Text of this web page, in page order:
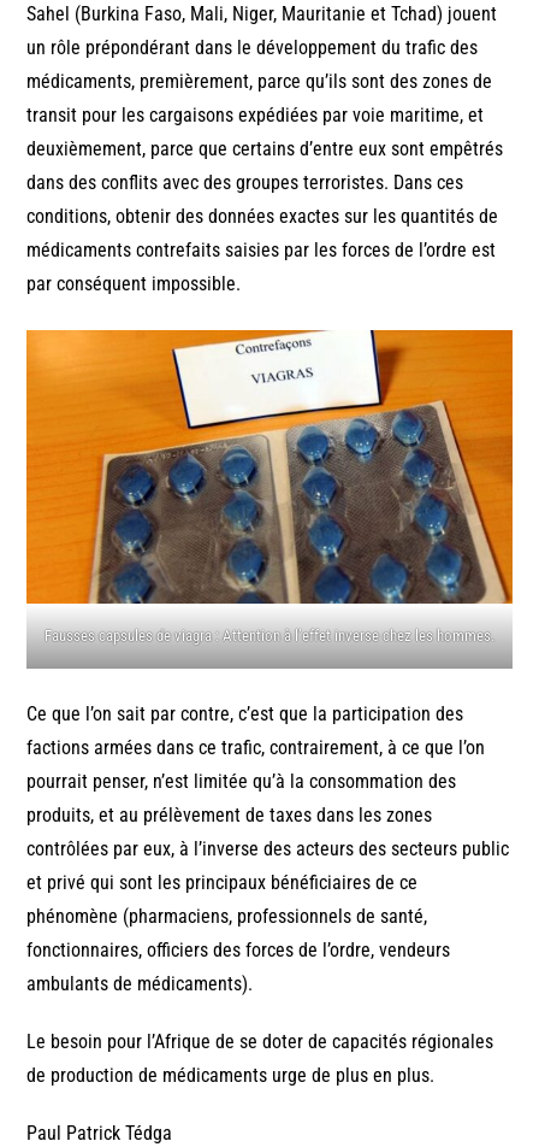
Sahel (Burkina Faso, Mali, Niger, Mauritanie et Tchad) jouent
un rôle prépondérant dans le développement du trafic des
médicaments, premièrement, parce qu’ils sont des zones de
transit pour les cargaisons expédiées par voie maritime, et
deuxièmement, parce que certains d’entre eux sont empêtrés
dans des conflits avec des groupes terroristes. Dans ces
conditions, obtenir des données exactes sur les quantités de
médicaments contrefaits saisies par les forces de l’ordre est
par conséquent impossible.
Fausses capsules de viagra : Attention à l’effet inverse chez les hommes.
Ce que l’on sait par contre, c’est que la participation des
factions armées dans ce trafic, contrairement, à ce que l’on
pourrait penser, n’est limitée qu’à la consommation des
produits, et au prélèvement de taxes dans les zones
contrôlées par eux, à l’inverse des acteurs des secteurs public
et privé qui sont les principaux bénéficiaires de ce
phénomène (pharmaciens, professionnels de santé,
fonctionnaires, officiers des forces de l’ordre, vendeurs
ambulants de médicaments).
Le besoin pour l’Afrique de se doter de capacités régionales
de production de médicaments urge de plus en plus.
Paul Patrick Tédga